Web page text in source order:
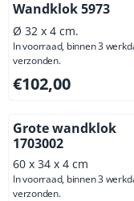
Wandklok 5973
Ø 32 x 4 cm.
In voorraad, binnen 3
verzonden.
Prijs: 102,00,
€102,00
Grote wandklok
1703002
60 x 34 x 4 cm
In voorraad, binnen 3
verzonden.